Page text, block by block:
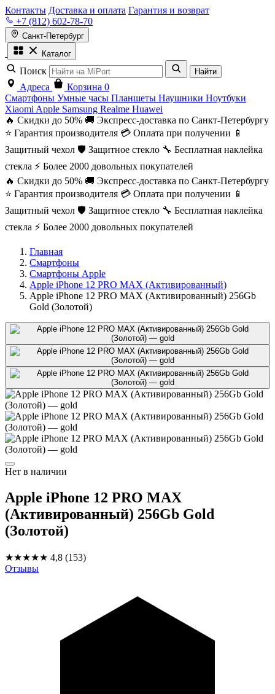
Контакты Доставка и оплата Гарантия и возврат
+7 (812) 602-78-70
Санкт-Петербург
Каталог
Поиск Найти
Адреса Корзина 0
Смартфоны Умные часы Планшеты Наушники Ноутбуки
Xiaomi Apple Samsung Realme Huawei
🔥 Скидки до 50% 🚚 Экспресс-доставка по Санкт-Петербургу
⭐ Гарантия производителя 💳 Оплата при получении 📱
Защитный чехол 🛡️ Защитное стекло 🔧 Бесплатная наклейка
стекла ⚡ Более 2000 довольных покупателей
🔥 Скидки до 50% 🚚 Экспресс-доставка по Санкт-Петербургу
⭐ Гарантия производителя 💳 Оплата при получении 📱
Защитный чехол 🛡️ Защитное стекло 🔧 Бесплатная наклейка
стекла ⚡ Более 2000 довольных покупателей
Главная
Смартфоны
Смартфоны Apple
Apple iPhone 12 PRO MAX (Активированный)
Apple iPhone 12 PRO MAX (Активированный) 256Gb
Gold (Золотой)
Нет в наличии
Apple iPhone 12 PRO MAX
(Активированный) 256Gb Gold
(Золотой)
★★★★★ 4,8 (153)
Отзывы